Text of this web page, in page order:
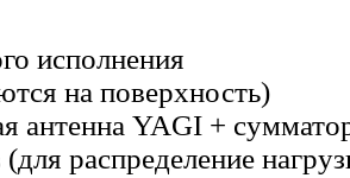
исполнения
на поверхность)
антенна YAGI +
распределение